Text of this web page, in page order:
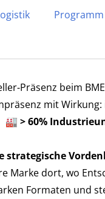
BME-
PROGRAMM
Programm
beim
mit
🏭 > 60%
strategische
Marke dort, wo
Formaten und